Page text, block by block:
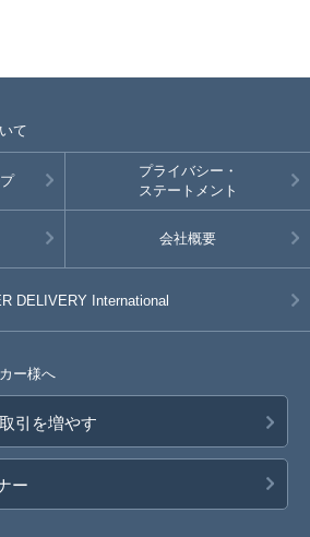
て
プライバシー・
ステートメント
会社概要
DELIVERY International
ー様へ
引を増やす
ー